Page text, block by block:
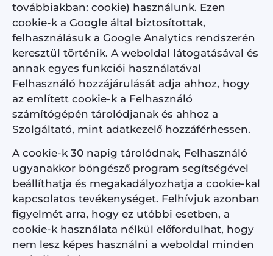
továbbiakban: cookie) használunk. Ezen
cookie-k a Google által biztosítottak,
felhasználásuk a Google Analytics rendszerén
keresztül történik. A weboldal látogatásával és
annak egyes funkciói használatával
Felhasználó hozzájárulását adja ahhoz, hogy
az említett cookie-k a Felhasználó
számítógépén tárolódjanak és ahhoz a
Szolgáltató, mint adatkezelő hozzáférhessen.
A cookie-k 30 napig tárolódnak, Felhasználó
ugyanakkor böngésző program segítségével
beállíthatja és megakadályozhatja a cookie-kal
kapcsolatos tevékenységet. Felhívjuk azonban
figyelmét arra, hogy ez utóbbi esetben, a
cookie-k használata nélkül előfordulhat, hogy
nem lesz képes használni a weboldal minden